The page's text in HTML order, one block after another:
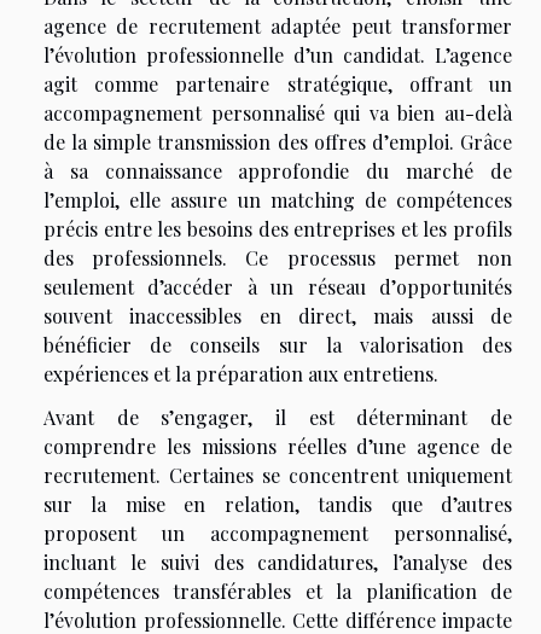
agence de recrutement adaptée peut transformer
l’évolution professionnelle d’un candidat. L’agence
agit comme partenaire stratégique, offrant un
accompagnement personnalisé qui va bien au-delà
de la simple transmission des offres d’emploi. Grâce
à sa connaissance approfondie du marché de
l’emploi, elle assure un matching de compétences
précis entre les besoins des entreprises et les profils
des professionnels. Ce processus permet non
seulement d’accéder à un réseau d’opportunités
souvent inaccessibles en direct, mais aussi de
bénéficier de conseils sur la valorisation des
expériences et la préparation aux entretiens.
Avant de s’engager, il est déterminant de
comprendre les missions réelles d’une agence de
recrutement. Certaines se concentrent uniquement
sur la mise en relation, tandis que d’autres
proposent un accompagnement personnalisé,
incluant le suivi des candidatures, l’analyse des
compétences transférables et la planification de
l’évolution professionnelle. Cette différence impacte